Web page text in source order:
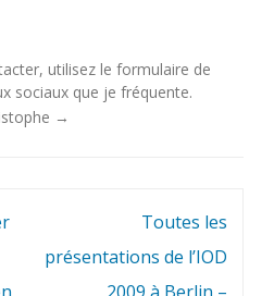
utilisez le formulaire de
sociaux que je fréquente.
→
Toutes les
présentations de l’IOD
2009 à Berlin –